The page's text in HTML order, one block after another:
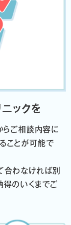
ックを
ご相談内容に
ことが可能で
合わなければ別
得のいくまでご